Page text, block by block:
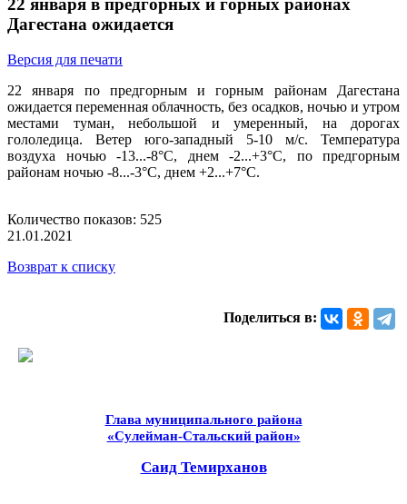
22 января в предгорных и горных районах
Дагестана ожидается
Версия для печати
22 января по предгорным и горным районам Дагестана
ожидается переменная облачность, без осадков, ночью и утром
местами туман, небольшой и умеренный, на дорогах
гололедица. Ветер юго-западный 5-10 м/с. Температура
воздуха ночью -13...-8°С, днем -2...+3°С, по предгорным
районам ночью -8...-3°С, днем +2...+7°С.
Количество показов: 525
21.01.2021
Возврат к списку
Поделиться в:
Глава муниципального района
«Сулейман-Стальский район»
Саид Темирханов